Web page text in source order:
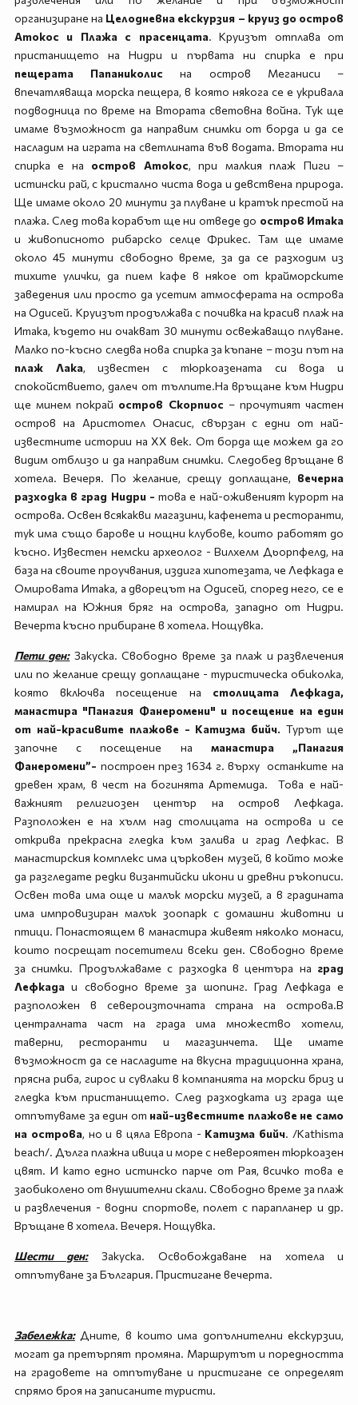
организиране на Целодневна екскурзия – круиз до остров
Атокос и Плажа с прасенцата. Круизът отплава от
пристанището на Нидри и първата ни спирка е при
пещерата Папаниколис на остров Меганиси –
впечатляваща морска пещера, в която някога се е укривала
подводница по време на Втората световна война. Тук ще
имаме възможност да направим снимки от борда и да се
насладим на играта на светлината във водата. Втората ни
спирка е на остров Атокос, при малкия плаж Пиги –
истински рай, с кристално чиста вода и девствена природа.
Ще имаме около 20 минути за плуване и кратък престой на
плажа. След това корабът ще ни отведе до остров Итака
и живописното рибарско селце Фрикес. Там ще имаме
около 45 минути свободно време, за да се разходим из
тихите улички, да пием кафе в някое от крайморските
заведения или просто да усетим атмосферата на острова
на Одисей. Круизът продължава с почивка на красив плаж на
Итака, където ни очакват 30 минути освежаващо плуване.
Малко по-късно следва нова спирка за къпане – този път на
плаж Лака, известен с тюркоазената си вода и
спокойствието, далеч от тълпите.На връщане към Нидри
ще минем покрай остров Скорпиос – прочутият частен
остров на Аристотел Онасис, свързан с едни от най-
известните истории на ХХ век. От борда ще можем да го
видим отблизо и да направим снимки. Следобед връщане в
хотела. Вечеря. По желание, срещу доплащане, вечерна
разходка в град Нидри -това е най-оживеният курорт на
острова. Освен всякакви магазини, кафенета и ресторанти,
тук има също барове и нощни клубове, които работят до
късно. Известен немски археолог - Вилхелм Дьорпфелд, на
база на своите проучвания, издига хипотезата, че Лефкада е
Омировата Итака, а дворецът на Одисей, според него, се е
намирал на Южния бряг на острова, западно от Нидри.
Вечерта късно прибиране в хотела. Нощувка.
Пети ден:Закуска. Свободно време за плаж и развлечения
или по желание срещу доплащане - туристическа обиколка,
която включва посещение на столицата Лефкада,
манастира "Панагия Фанеромени" и посещение на един
от най-красивите плажове - Катизма бийч. Турът ще
започне с посещение на манастира „Панагия
Фанеромени”- построен през 1634 г. върху останките на
древен храм, в чест на богинята Артемида. Това е най-
важният религиозен център на остров Лефкада.
Разположен е на хълм над столицата на острова и се
открива прекрасна гледка към залива и град Лефкас. В
манастирския комплекс има църковен музей, в който може
да разгледате редки византийски икони и древни ръкописи.
Освен това има още и малък морски музей, а в градината
има импровизиран малък зоопарк с домашни животни и
птици. Понастоящем в манастира живеят няколко монаси,
които посрещат посетители всеки ден. Свободно време
за снимки. Продължаваме с разходка в центъра на град
Лефкадаи свободно време за шопинг. Град Лефкада е
разположен в североизточната страна на острова.В
централната част на града има множество хотели,
таверни, ресторанти и магазинчета. Ще имате
възможност да се насладите на вкусна традиционна храна,
прясна риба, гирос и сувлаки в компанията на морски бриз и
гледка към пристанището. След разходката из града ще
отпътуваме за един от най-известните плажове не само
на острова, но и в цяла Европа - Катизма бийч. /Kathisma
beach/. Дълга плажна ивица и море с невероятен тюркоазен
цвят. И като едно истинско парче от Рая, всичко това е
заобиколено от внушителни скали. Свободно време за плаж
и развлечения - водни спортове, полет с парапланер и др.
Връщане в хотела. Вечеря. Нощувка.
Шести ден:Закуска. Освобождаване на хотела и
отпътуване за България. Пристигане вечерта.
Забележка:Дните, в които има допълнителни екскурзии,
могат да претърпят промяна. Маршрутът и поредността
на градовете на отпътуване и пристигане се определят
спрямо броя на записаните туристи.